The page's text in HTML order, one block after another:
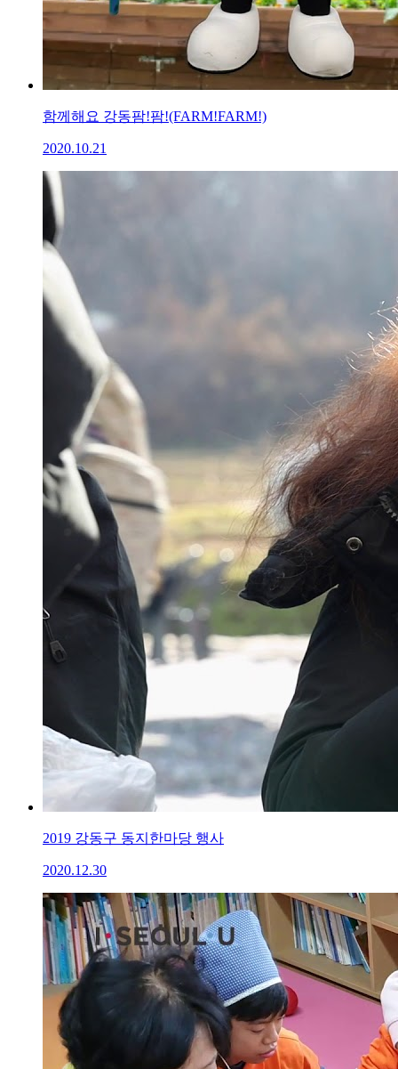
함께해요 강동팜!팜!(FARM!FARM!)
2020.10.21
2019 강동구 동지한마당 행사
2020.12.30